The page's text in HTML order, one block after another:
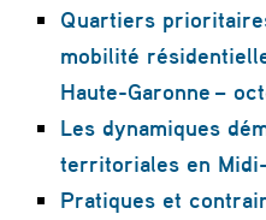
Quartiers
mobilité
Haute-Garonne –
Les dynamiques
territoriales en
Pratiques et